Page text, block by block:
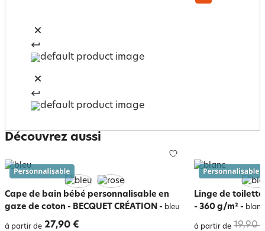
Découvrez aussi
Cape de bain bébé personnalisable en
gaze de coton - BECQUET CRÉATION - bleu
à partir de 27,90 €
Linge de
- 360 g/m² - blanc
à partir de 19,90